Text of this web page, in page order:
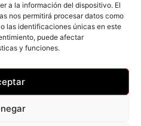
a la información del dispositivo. El
nos permitirá procesar datos como
las identificaciones únicas en este
puede afectar
y funciones.
al Programa Kit Digital
Next Generation (EU) del